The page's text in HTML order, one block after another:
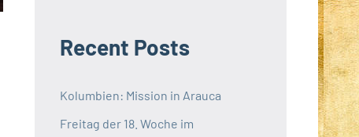
Recent Posts
Kolumbien: Mission in Arauca
Freitag der 18. Woche im